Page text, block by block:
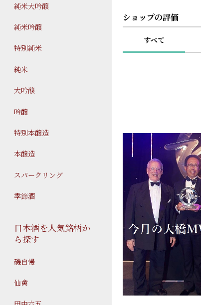
純米大吟醸
純米吟醸
特別純米
純米
大吟醸
吟醸
特別本醸造
本醸造
スパークリング
季節酒
日本酒を人気銘柄か
ら探す
磯自慢
仙禽
ショップの評価
すべて